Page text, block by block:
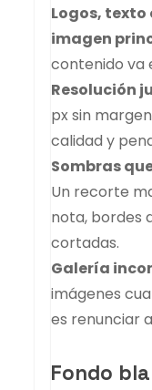
Logos, texto
imagen
contenido va
Resolución
px sin
calidad y
Sombras
Un recorte
nota, bordes
cortadas.
Galería
imágenes
es renunciar
Fondo